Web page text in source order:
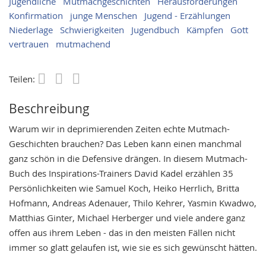
Konfirmation
junge Menschen
Jugend - Erzählungen
Niederlage
Schwierigkeiten Jugendbuch Kämpfen
Gott
vertrauen
mutmachend
Teilen:
Beschreibung
Warum wir in deprimierenden Zeiten echte Mutmach-
Geschichten brauchen? Das Leben kann einen manchmal
ganz schön in die Defensive drängen. In diesem Mutmach-
Buch des Inspirations-Trainers David Kadel erzählen 35
Persönlichkeiten wie Samuel Koch, Heiko Herrlich, Britta
Hofmann, Andreas Adenauer, Thilo Kehrer, Yasmin Kwadwo,
Matthias Ginter, Michael Herberger und viele andere ganz
offen aus ihrem Leben - das in den meisten Fällen nicht
immer so glatt gelaufen ist, wie sie es sich gewünscht hätten.